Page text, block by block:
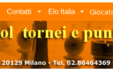
Contatti Elo Italia